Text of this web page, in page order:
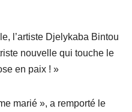
l’artiste Djelykaba Bintou
nouvelle qui touche le
en paix ! »
marié », a remporté le